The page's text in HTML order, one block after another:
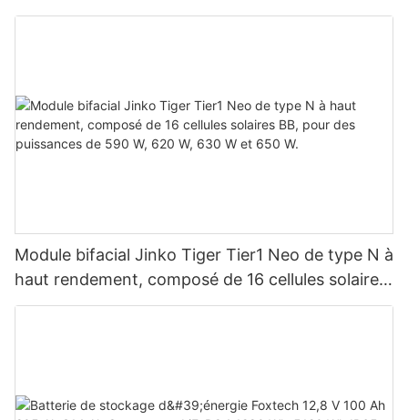
du montage en parallèle de 9 unités pour
Module bifacial Jinko Tiger Tier1 Neo de type N à
haut rendement, composé de 16 cellules solaires
BB, pour des puissances de 590 W, 620 W, 630